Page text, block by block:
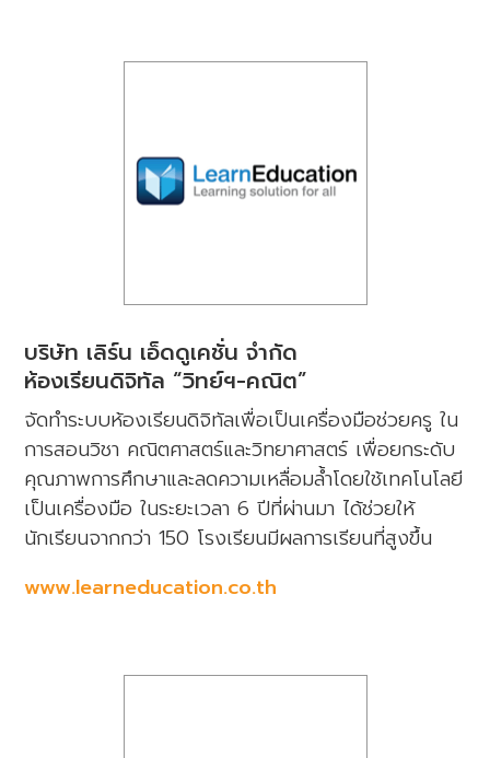
บริษัท เลิร์น เอ็ดดูเคชั่น จำกัด
ห้องเรียนดิจิทัล “วิทย์ฯ-คณิต”
จัดทำระบบห้องเรียนดิจิทัลเพื่อเป็นเครื่องมือช่วยครู ใน
การสอนวิชา คณิตศาสตร์และวิทยาศาสตร์ เพื่อยกระดับ
คุณภาพการศึกษาและลดความเหลื่อมล้ำโดยใช้เทคโนโลยี
เป็นเครื่องมือ ในระยะเวลา 6 ปีที่ผ่านมา ได้ช่วยให้
นักเรียนจากกว่า 150 โรงเรียนมีผลการเรียนที่สูงขึ้น
www.learneducation.co.th